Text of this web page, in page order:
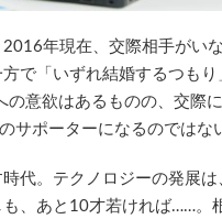
年現在、交際相手がい
で「いずれ結婚するつも
の意欲はあるものの、交際
サポーターになるのではな
代。テクノロジーの発展
、あと10才若ければ……。